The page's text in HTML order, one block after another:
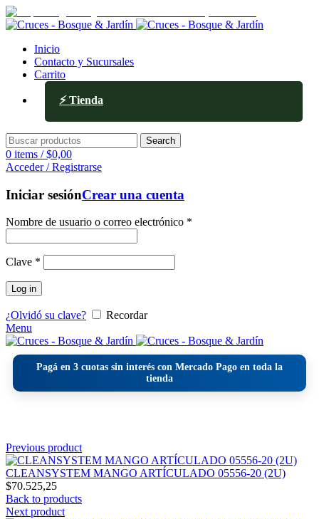
Inicio
Contacto y Sucursales
Carrito
⚡ Tienda
Search
0 items / $0,00
Acceder / Registrarse
Iniciar sesiónCrear una cuenta
Nombre de usuario o correo electrónico *
Clave *
Log in
¿Olvidó su clave?
Recordar
Menu
Pagá en 3 cuotas sin interés con Mercado Pago en toda la
tienda
Previous product
CLEANSYSTEM MANGO ARTÍCULADO 05556-20 (2U)
$70.525,25
Back to products
Next product